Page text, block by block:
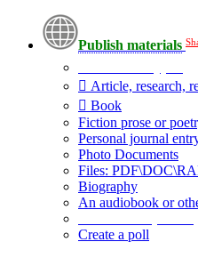
Publish materials
Article, research,
Book
Fiction prose or
Personal journal
Photo Documents
Files:
Biography
An audiobook or
Create a poll